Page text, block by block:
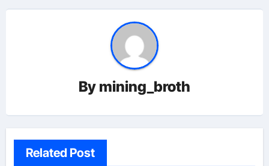
By mining_broth
Related Post